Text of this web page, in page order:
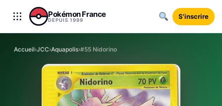
Aller au contenu
Pokémon France
DEPUIS 1999 S'inscrire
Accueil›JCC›Aquapolis›#55 Nidorino